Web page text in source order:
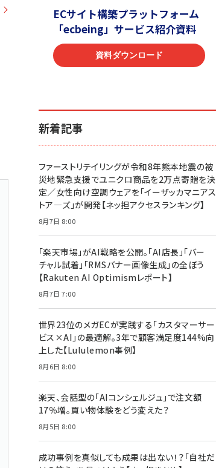
新着記事
ファーストリテイリングが令和8年熊本地震の被
災地緊急支援でユニクロ商品を2万点寄贈を決
定／女性向け空調ウェアを「イーザッカマニアス
トア―ズ」が開発【ネッ担アクセスランキング】
8月7日 8:00
「楽天市場」がAI戦略を公開。「AI店長」「バー
チャル試着」「RMSバナー画像生成」の全ぼう
【Rakuten AI Optimismレポート】
8月7日 7:00
世界23位のメガECが実践する「カスタマーサー
ビス×AI」の最適解。3年で顧客満足度144%向
上した【Lululemon事例】
8月6日 8:00
楽天、会話型の「AIコンシェルジュ」で注文額
17％増。買い物体験をどう変えた？
8月5日 8:00
成功事例を真似しても成果は出ない！？「自社だ